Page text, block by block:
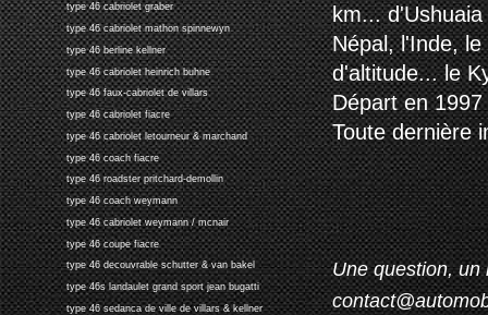
type 46 cabriolet graber
type 46 cabriolet mathon spinnewyn
type 46 berline kellner
type 46 cabriolet heinrich buhne
type 46 faux-cabriolet de villars
type 46 cabriolet fiacre
type 46 cabriolet letourneur & marchand
type 46 coach fiacre
type 46 roadster pritchard-demollin
type 46 coach weymann
type 46 cabriolet weymann / mcnair
type 46 coupe fiacre
type 46 decouvrable schutter & van bakel
type 46s landaulet grand sport jean bugatti
type 46 sedanca de ville de villars & kellner
km...
Népal, l'Inde,
d'altitude... le
Départ en
Toute dernière
Une question, un